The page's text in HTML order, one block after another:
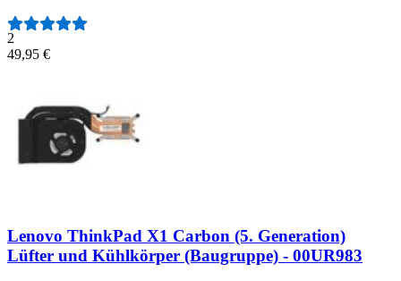
2
49,95 €
Lenovo ThinkPad X1 Carbon (5. Generation)
Lüfter und Kühlkörper (Baugruppe) - 00UR983